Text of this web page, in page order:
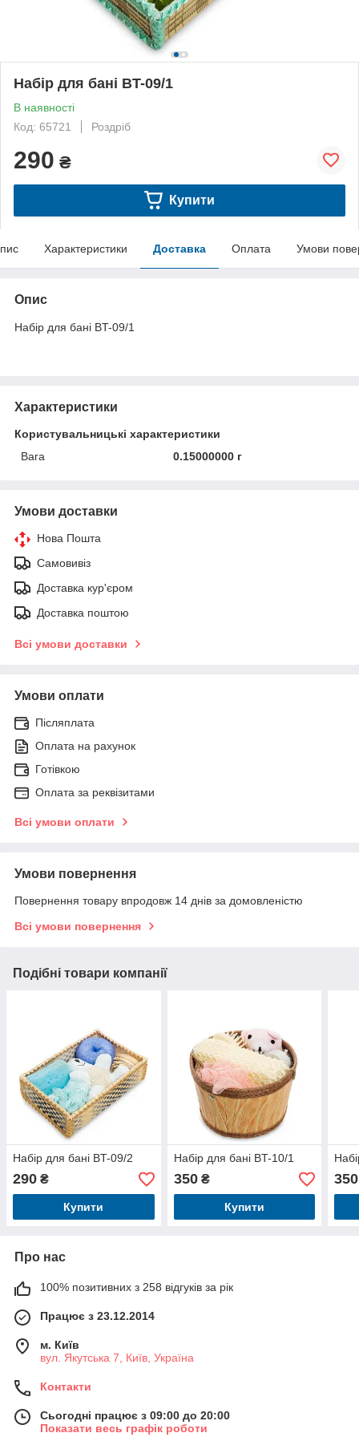
Набір для бані BT-09/1
В наявності
Код: 65721
Роздріб
290 ₴
Купити
Характеристики Доставка Оплата Умови
Опис
Набір для бані BT-09/1
Характеристики
Користувальницькі характеристики
Вага
0.15000000 г
Умови доставки
Нова Пошта
Самовивіз
Доставка кур'єром
Доставка поштою
Всі умови доставки
Умови оплати
Післяплата
Оплата на рахунок
Готівкою
Оплата за реквізитами
Всі умови оплати
Умови повернення
Повернення товару впродовж 14 днів за домовленістю
Всі умови повернення
Подібні товари компанії
Набір для бані BT-09/2
290 ₴
Купити
Набір для бані BT-10/1
350₴
Купити
350
Про нас
100% позитивних з 258 відгуків за рік
Працює з 23.12.2014
м. Київ
вул. Якутська 7, Київ, Україна
Контакти
Сьогодні працює з 09:00 до 20:00
Показати весь графік роботи